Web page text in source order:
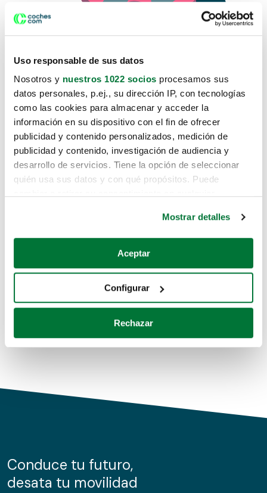
Uso responsable de sus datos
Nosotros y nuestros 1022 socios procesamos sus
datos personales, p.ej., su dirección IP, con tecnologías
como las cookies para almacenar y acceder la
información en su dispositivo con el fin de ofrecer
publicidad y contenido personalizados, medición de
publicidad y contenido, investigación de audiencia y
desarrollo de servicios. Tiene la opción de seleccionar
quién usa sus datos y con qué propósitos. Puede
Si lo permite, también quisiéramos:
Recopilar información sobre su ubicación geográfica
Identificar su dispositivo analizándolo activamente
para buscar características específicas (huellas
Obtenga más información sobre cómo se procesan sus
de cookies.
información sobre el uso que haga del sitio web con
nuestros partners de redes sociales, publicidad y análisis
Mostrar detalles
Aceptar
Configurar
Rechazar
Lo sentimos, no sabemos como
te hemos traido hasta aquí.
Pero puedes encontrar el coche que estás
buscando en alguno de estos enlaces:
Coches de segunda mano
Coches de km0
Conduce tu futuro,
desata tu movilidad